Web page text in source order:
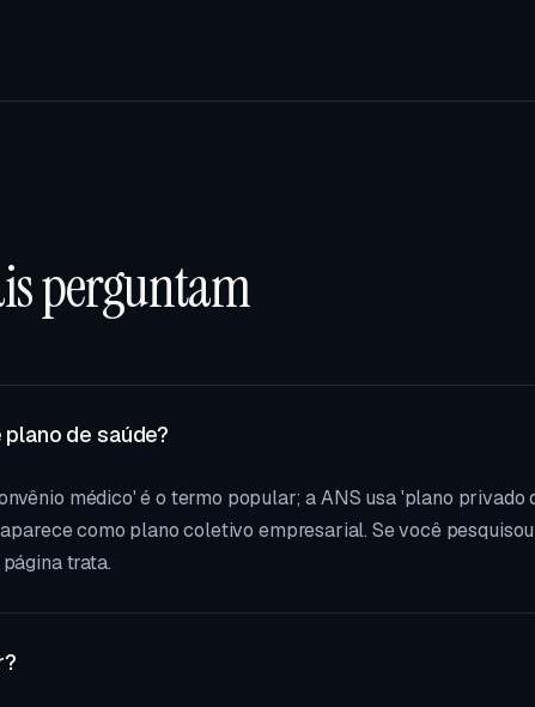
perguntam
de saúde?
médico' é o termo popular; a ANS usa 'plano privado
como plano coletivo empresarial. Se você
trata.